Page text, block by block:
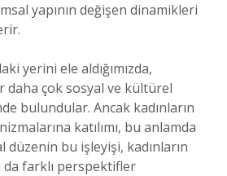
yapının değişen dinamikleri
yerini ele aldığımızda,
daha çok sosyal ve kültürel
bulundular. Ancak kadınların
katılımı, bu anlamda
düzenin bu işleyişi, kadınların
da farklı perspektifler